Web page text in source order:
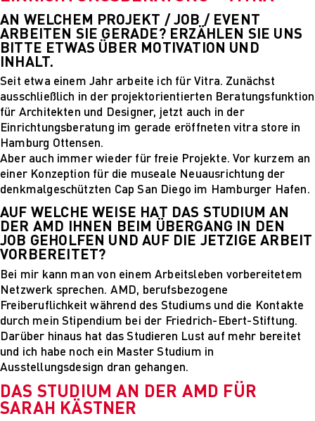
PARVENUE
Creative Management
Creative
Master Lecture
Series
Fashion and Design
Studies
Fashion and Design
Studies
Vortragsreihe „Was
ist Design?
The Fabric of My
Life
Digital and Technical
Futures
Technical Futures
2019 Künstliche
Intelligenz
Mehr nachhaltige
algorithmische
Innovation
disruptive fashion
tech
AN WELCHEM PROJEKT / JOB / EVENT
ARBEITEN SIE GERADE? ERZÄHLEN SIE UNS
BITTE ETWAS ÜBER MOTIVATION UND
INHALT.
Seit etwa einem Jahr arbeite ich für Vitra. Zunächst
ausschließlich in der projektorientierten Beratungsfunktion
für Architekten und Designer, jetzt auch in der
Einrichtungsberatung im gerade eröffneten vitra store in
Hamburg Ottensen.
Aber auch immer wieder für freie Projekte. Vor kurzem an
einer Konzeption für die museale Neuausrichtung der
denkmalgeschützten Cap San Diego im Hamburger Hafen.
AUF WELCHE WEISE HAT DAS STUDIUM AN
DER AMD IHNEN BEIM ÜBERGANG IN DEN
JOB GEHOLFEN UND AUF DIE JETZIGE ARBEIT
VORBEREITET?
Bei mir kann man von einem Arbeitsleben vorbereitetem
Netzwerk sprechen. AMD, berufsbezogene
Freiberuflichkeit während des Studiums und die Kontakte
durch mein Stipendium bei der Friedrich-Ebert-Stiftung.
Darüber hinaus hat das Studieren Lust auf mehr bereitet
und ich habe noch ein Master Studium in
Ausstellungsdesign dran gehangen.
DAS STUDIUM AN DER AMD FÜR
SARAH KÄSTNER